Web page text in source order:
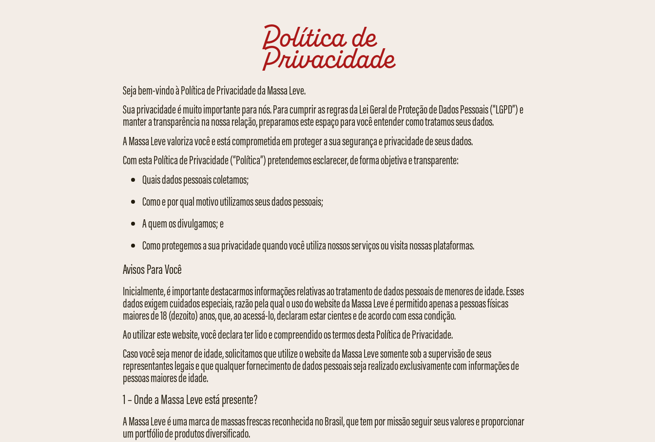
Política de
Privacidade
Seja bem-vindo à Política de Privacidade da Massa Leve.
Sua privacidade é muito importante para nós. Para cumprir as regras da Lei Geral de Proteção de Dados Pessoais (“LGPD”) e
manter a transparência na nossa relação, preparamos este espaço para você entender como tratamos seus dados.
A Massa Leve valoriza você e está comprometida em proteger a sua segurança e privacidade de seus dados.
Com esta Política de Privacidade (“Política”) pretendemos esclarecer, de forma objetiva e transparente:
Quais dados pessoais coletamos;
Como e por qual motivo utilizamos seus dados pessoais;
A quem os divulgamos; e
Como protegemos a sua privacidade quando você utiliza nossos serviços ou visita nossas plataformas.
Avisos Para Você
Inicialmente, é importante destacarmos informações relativas ao tratamento de dados pessoais de menores de idade. Esses
dados exigem cuidados especiais, razão pela qual o uso do website da Massa Leve é permitido apenas a pessoas físicas
maiores de 18 (dezoito) anos, que, ao acessá-lo, declaram estar cientes e de acordo com essa condição.
Ao utilizar este website, você declara ter lido e compreendido os termos desta Política de Privacidade.
Caso você seja menor de idade, solicitamos que utilize o website da Massa Leve somente sob a supervisão de seus
representantes legais e que qualquer fornecimento de dados pessoais seja realizado exclusivamente com informações de
pessoas maiores de idade.
1 – Onde a Massa Leve está presente?
A Massa Leve é uma marca de massas frescas reconhecida no Brasil, que tem por missão seguir seus valores e proporcionar
um portfólio de produtos diversificado.